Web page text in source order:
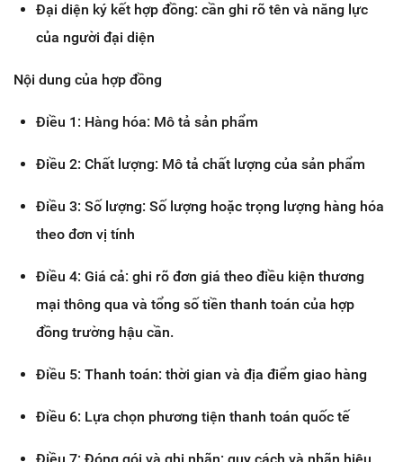
Đại diện ký kết hợp đồng: cần ghi rõ tên và năng lực
của người đại diện
Nội dung của hợp đồng
Điều 1: Hàng hóa: Mô tả sản phẩm
Điều 2: Chất lượng: Mô tả chất lượng của sản phẩm
Điều 3: Số lượng: Số lượng hoặc trọng lượng hàng hóa
theo đơn vị tính
Điều 4: Giá cả: ghi rõ đơn giá theo điều kiện thương
mại thông qua và tổng số tiền thanh toán của hợp
đồng trường hậu cần.
Điều 5: Thanh toán: thời gian và địa điểm giao hàng
Điều 6: Lựa chọn phương tiện thanh toán quốc tế